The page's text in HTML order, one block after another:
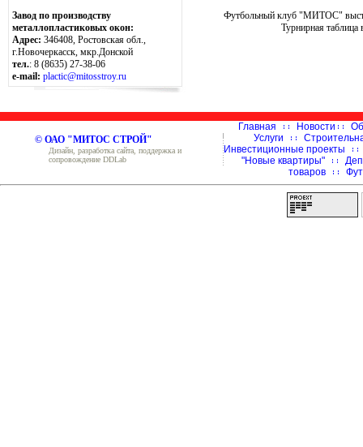
Завод по производству
металлопластиковых окон:
Адрес: 346408, Ростовская обл.,
г.Новочеркасск, мкр.Донской
тел.: 8 (8635) 27-38-06
e-mail: plactic@mitosstroy.ru
Футбольный клуб "МИТОС"
Турнирная таблица
© ОАО "МИТОС СТРОЙ"
Дизайн, разработка сайта, поддержка и
сопровождение DDLab
Главная Новости
Услуги
Инвестиционные проекты
"Новые квартиры"
товаров